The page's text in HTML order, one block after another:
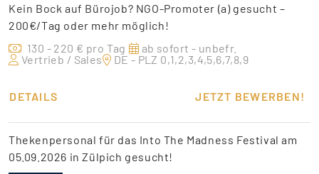
Kein Bock auf Bürojob? NGO-Promoter (a) gesucht –
200€/Tag oder mehr möglich!
130 - 220 € pro Tag
ab sofort - unbefr.
Vertrieb / Sales
DE - PLZ 0,1,2,3,4,5,6,7,8,9
DETAILS JETZT BEWERBEN!
Thekenpersonal für das Into The Madness Festival am
05.09.2026 in Zülpich gesucht!